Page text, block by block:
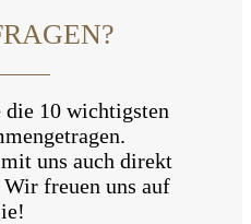
10 wichtigsten
uns auch direkt
freuen uns auf